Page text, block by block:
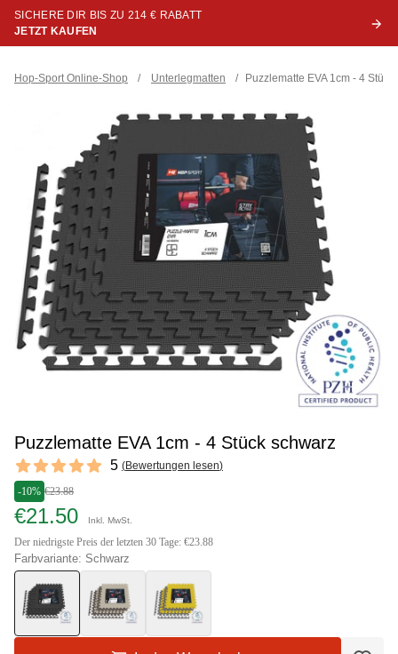
SICHERE DIR BIS ZU 214 € RABATT
JETZT KAUFEN
Hop-Sport Online-Shop / Unterlegmatten / Puzzlematte EVA 1cm - 4
Puzzlematte EVA 1cm - 4 Stück schwarz
Reviews
5 out of 5 stars 5 (Bewertungen lesen)
-10% €23.88
€21.50 Inkl. MwSt.
Der niedrigste Preis der letzten 30 Tage: €23.88
Farbvariante: Schwarz